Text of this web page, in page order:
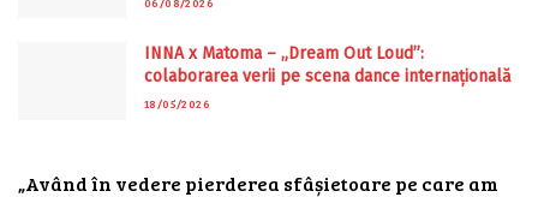
INNA x Matoma – „Dream Out Loud”:
colaborarea verii pe scena dance internațională
18/05/2026
„Având în vedere pierderea sfâșietoare pe care am